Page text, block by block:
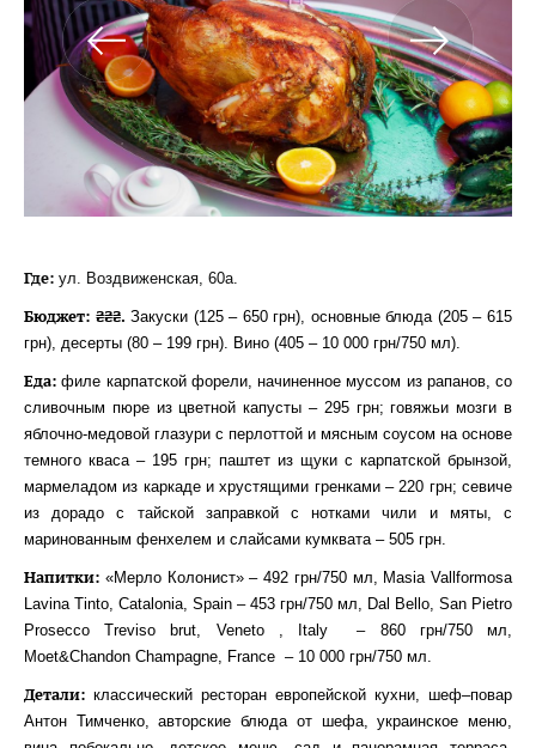
Где: ул. Воздвиженская, 60а.
Бюджет: ₴₴₴. Закуски (125 – 650 грн), основные блюда (205 – 615
грн), десерты (80 – 199 грн). Вино (405 – 10 000 грн/750 мл).
Еда: филе карпатской форели, начиненное муссом из рапанов, со
сливочным пюре из цветной капусты – 295 грн; говяжьи мозги в
яблочно-медовой глазури с перлоттой и мясным соусом на основе
темного кваса – 195 грн; паштет из щуки с карпатской брынзой,
мармеладом из каркаде и хрустящими гренками – 220 грн; севиче
из дорадо с тайской заправкой с нотками чили и мяты, с
маринованным фенхелем и слайсами кумквата – 505 грн.
Напитки: «Мерло Колонист» – 492 грн/750 мл, Masia Vallformosa
Lavina Tinto, Catalonia, Spain – 453 грн/750 мл, Dal Bello, San Pietro
Prosecco Treviso brut, Veneto , Italy – 860 грн/750 мл,
Moet&Chandon Champagne, France – 10 000 грн/750 мл.
Детали: классический ресторан европейской кухни, шеф–повар
Антон Тимченко, авторские блюда от шефа, украинское меню,